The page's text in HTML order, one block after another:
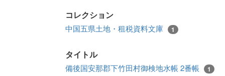
コレクション
中国五県土地・租税資料文庫 1
タイトル
備後国安那郡下竹田村御検地水帳 2番帳 1